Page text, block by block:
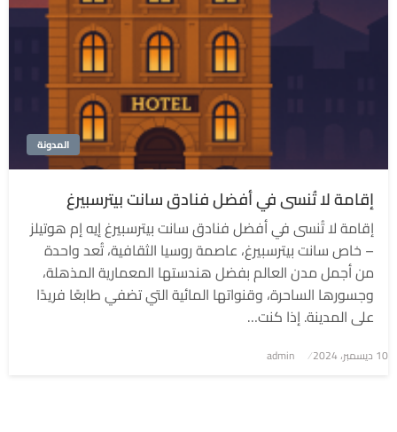
المدونة
إقامة لا تُنسى في أفضل فنادق سانت بيترسبيرغ
إقامة لا تُنسى في أفضل فنادق سانت بيترسبيرغ إيه إم هوتيلز
– خاص سانت بيترسبيرغ، عاصمة روسيا الثقافية، تُعد واحدة
من أجمل مدن العالم بفضل هندستها المعمارية المذهلة،
وجسورها الساحرة، وقنواتها المائية التي تضفي طابعًا فريدًا
على المدينة. إذا كنت…
نُشر
10 ديسمبر، 2024 admin